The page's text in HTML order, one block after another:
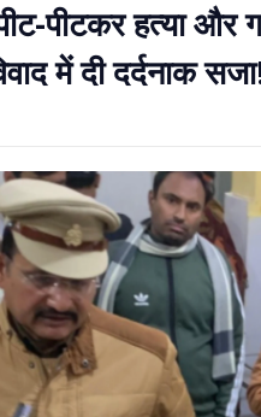
पीटकर हत्या और
में दी दर्दनाक